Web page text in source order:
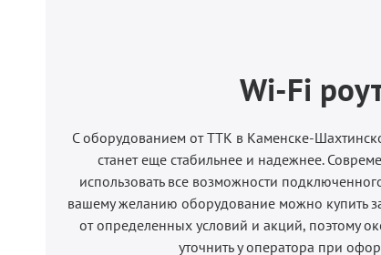
Wi-Fi
С оборудованием от ТТК в Каменске-
станет еще стабильнее и надежнее.
использовать все возможности
вашему желанию оборудование можно купить
от определенных условий и акций, поэтому
уточнить у оператора при